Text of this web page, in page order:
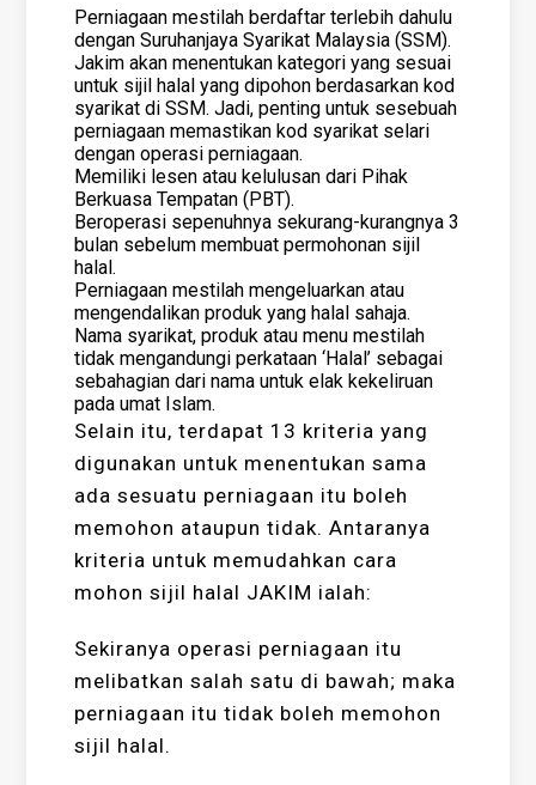
Perniagaan mestilah berdaftar terlebih dahulu
dengan Suruhanjaya Syarikat Malaysia (SSM).
Jakim akan menentukan kategori yang sesuai
untuk sijil halal yang dipohon berdasarkan kod
syarikat di SSM. Jadi, penting untuk sesebuah
perniagaan memastikan kod syarikat selari
dengan operasi perniagaan.
Memiliki lesen atau kelulusan dari Pihak
Berkuasa Tempatan (PBT).
Beroperasi sepenuhnya sekurang-kurangnya 3
bulan sebelum membuat permohonan sijil
halal.
Perniagaan mestilah mengeluarkan atau
mengendalikan produk yang halal sahaja.
Nama syarikat, produk atau menu mestilah
tidak mengandungi perkataan ‘Halal’ sebagai
sebahagian dari nama untuk elak kekeliruan
pada umat Islam.
Selain itu, terdapat 13 kriteria yang
digunakan untuk menentukan sama
ada sesuatu perniagaan itu boleh
memohon ataupun tidak. Antaranya
kriteria untuk memudahkan cara
mohon sijil halal JAKIM ialah:
Sekiranya operasi perniagaan itu
melibatkan salah satu di bawah; maka
perniagaan itu tidak boleh memohon
sijil halal.